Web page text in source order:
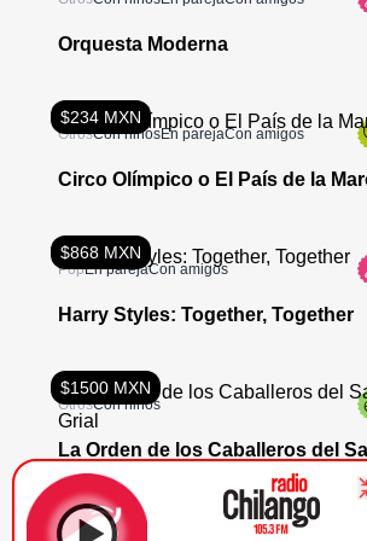
Orquesta Moderna
$234 MXN
OtrosCon niñosEn parejaCon amigos
Circo Olímpico o El País de la
$868 MXN
PopEn parejaCon amigos
Harry Styles: Together, Together
$1500 MXN
OtrosCon niños
La Orden de los Caballeros del
Grial
Gratis